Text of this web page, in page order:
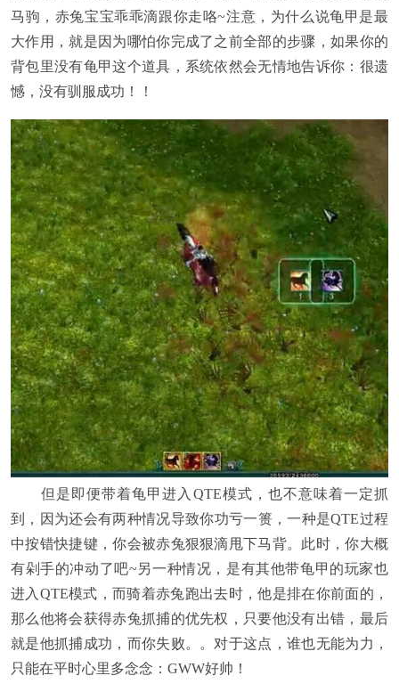
马驹，赤兔宝宝乖乖滴跟你走咯~注意，为什么说龟甲是最
大作用，就是因为哪怕你完成了之前全部的步骤，如果你的
背包里没有龟甲这个道具，系统依然会无情地告诉你：很遗
憾，没有驯服成功！！
但是即便带着龟甲进入QTE模式，也不意味着一定抓
到，因为还会有两种情况导致你功亏一篑，一种是QTE过程
中按错快捷键，你会被赤兔狠狠滴甩下马背。此时，你大概
有剁手的冲动了吧~另一种情况，是有其他带龟甲的玩家也
进入QTE模式，而骑着赤兔跑出去时，他是排在你前面的，
那么他将会获得赤兔抓捕的优先权，只要他没有出错，最后
就是他抓捕成功，而你失败。。对于这点，谁也无能为力，
只能在平时心里多念念：GWW好帅！